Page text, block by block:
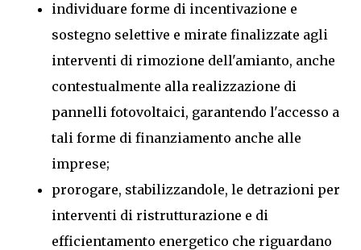
individuare forme di incentivazione e
sostegno selettive e mirate finalizzate agli
interventi di rimozione dell'amianto, anche
contestualmente alla realizzazione di
pannelli fotovoltaici, garantendo l'accesso a
tali forme di finanziamento anche alle
imprese;
prorogare, stabilizzandole, le detrazioni per
interventi di ristrutturazione e di
efficientamento energetico che riguardano